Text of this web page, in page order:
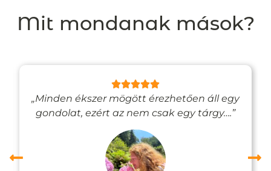
Mit mondanak mások?
„Minden ékszer mögött érezhetően áll egy
gondolat, ezért az nem csak egy tárgy….”